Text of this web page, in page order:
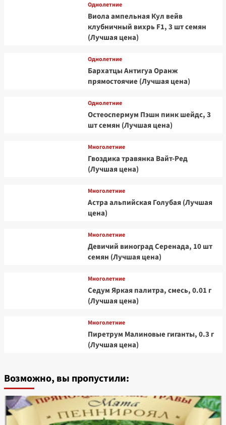
Однолетние
Виола ампельная Кул вейв
клубничный вихрь F1, 3 шт семян
(Лучшая цена)
Однолетние
Бархатцы Антигуа Оранж
прямостоячие (Лучшая цена)
Однолетние
Остеоспермум Пэшн пинк шейдс, 3
шт семян (Лучшая цена)
Многолетние
Гвоздика травянка Вайт-Ред
(Лучшая цена)
Многолетние
Астра альпийская Голубая (Лучшая
цена)
Многолетние
Девичий виноград Серенада, 10 шт
семян (Лучшая цена)
Многолетние
Седум Яркая палитра, смесь, 0.01 г
(Лучшая цена)
Многолетние
Пиретрум Малиновые гиганты, 0.3 г
(Лучшая цена)
Возможно, вы пропустили: